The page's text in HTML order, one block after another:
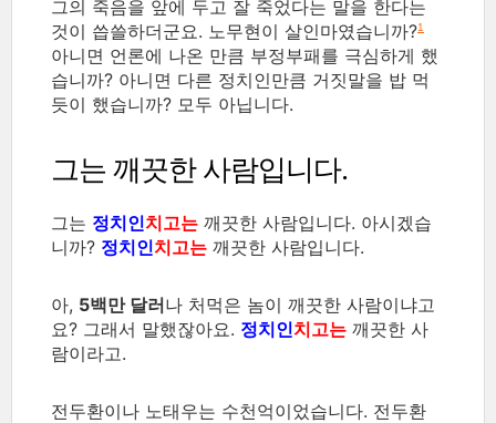
그의 죽음을 앞에 두고 잘 죽었다는 말을 한다는
것이 씁쓸하더군요. 노무현이 살인마였습니까?1
아니면 언론에 나온 만큼 부정부패를 극심하게 했
습니까? 아니면 다른 정치인만큼 거짓말을 밥 먹
듯이 했습니까? 모두 아닙니다.
그는 깨끗한 사람입니다.
그는 정치인치고는 깨끗한 사람입니다. 아시겠습
니까? 정치인치고는 깨끗한 사람입니다.
아, 5백만 달러나 처먹은 놈이 깨끗한 사람이냐고
요? 그래서 말했잖아요. 정치인치고는 깨끗한 사
람이라고.
전두환이나 노태우는 수천억이었습니다. 전두환